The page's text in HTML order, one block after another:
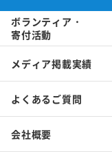
ボランティア・
寄付活動
メディア掲載実績
よくあるご質問
会社概要